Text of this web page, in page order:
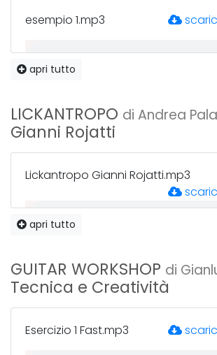
esempio 1.mp3
esempio 4.mp3
apri tutto
LICKANTROPO di Andrea
Gianni Rojatti
Lickantropo Gianni Rojatti.mp3
apri tutto
GUITAR WORKSHOP di
Tecnica e Creatività
Esercizio 1 Fast.mp3